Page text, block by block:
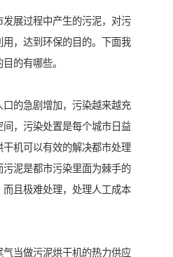
展过程中产生的污泥，对污
，达到环保的目的。下面我
的有哪些。
口的急剧增加，污染越来越充
，污染处置是每个城市日益
机可以有效的解决都市处理
泥是都市污染里面为棘手的
且极难处理，处理人工成本
当做污泥烘干机的热力供应